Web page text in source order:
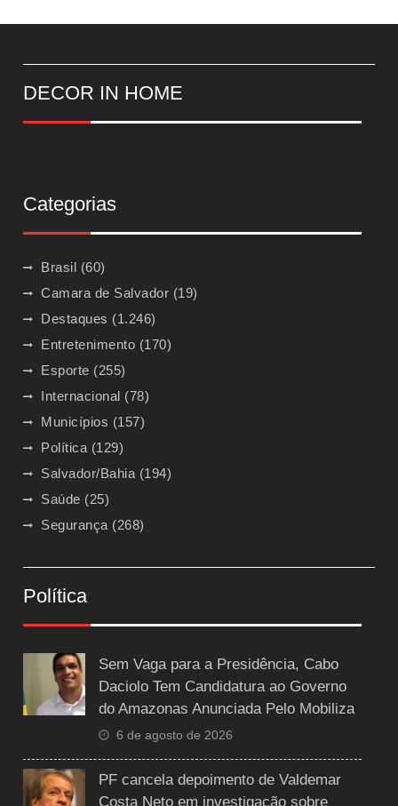
DECOR IN HOME
Categorias
Brasil (60)
Camara de Salvador (19)
Destaques (1.246)
Entretenimento (170)
Esporte (255)
Internacional (78)
Municípios (157)
Política(129)
Salvador/Bahia(194)
Saúde (25)
Segurança(268)
Política
Sem Vaga para a Presidência, Cabo
Daciolo Tem Candidatura ao Governo
do Amazonas Anunciada Pelo Mobiliza
6 de agosto de 2026
PF cancela depoimento de Valdemar
Costa Neto em investigação sobre